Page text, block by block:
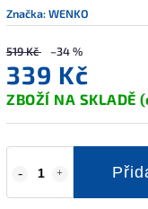
Značka:WENKO
519 Kč –34 %
339 Kč
ZBOŽÍ NA